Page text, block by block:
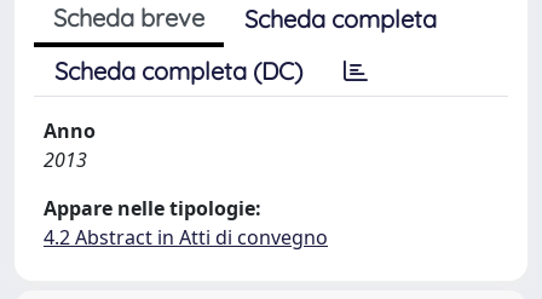
Scheda breve
Scheda completa
Scheda completa (DC)
Anno
2013
Appare nelle tipologie:
4.2 Abstract in Atti di convegno